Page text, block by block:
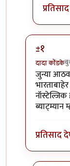
±१
दादा कोंडके
In reply
जुन्या
प्रतिसाद